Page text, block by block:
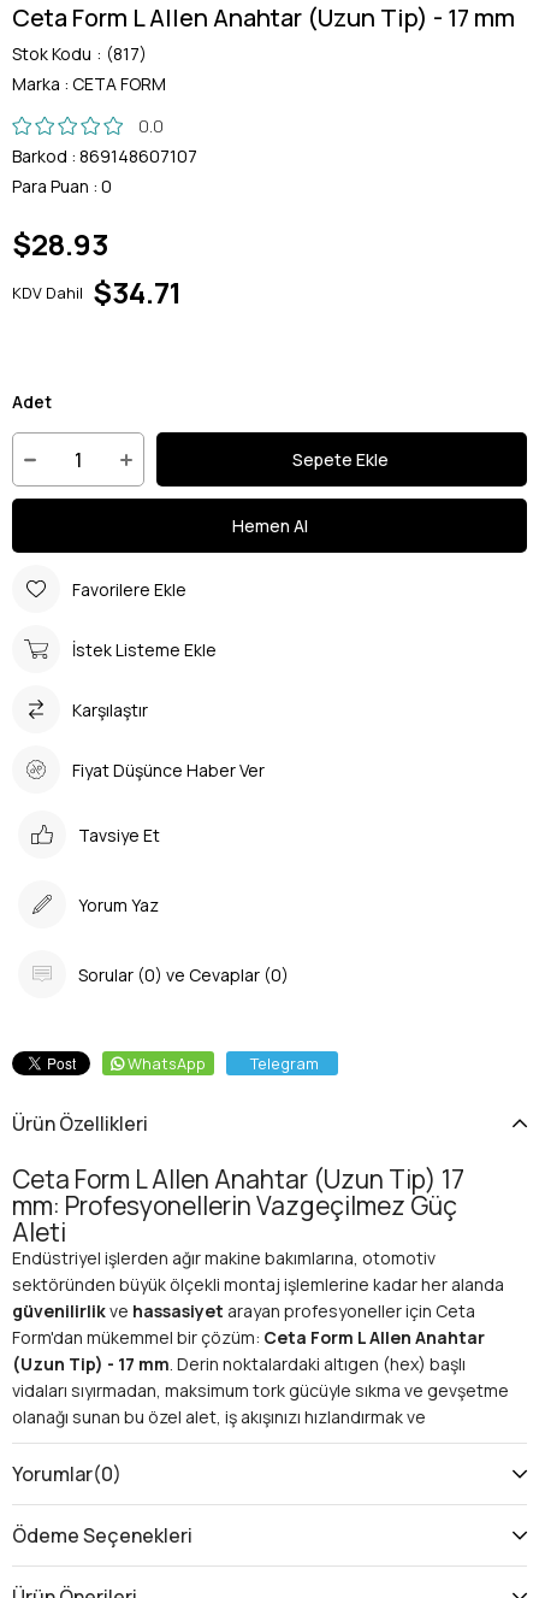
Ceta Form L Allen Anahtar (Uzun Tip) - 17 mm
Stok Kodu
(817)
Marka : CETA FORM
0.0
Barkod : 869148607107
Para Puan : 0
$28.93
KDV Dahil $34.71
Adet
Favorilere Ekle
İstek Listeme Ekle
Karşılaştır
Fiyat Düşünce Haber Ver
Tavsiye Et
Yorum Yaz
Sorular (0) ve Cevaplar (0)
WhatsApp Telegram
Ürün Özellikleri
Ceta Form L Allen Anahtar (Uzun Tip) 17
mm: Profesyonellerin Vazgeçilmez Güç
Aleti
Endüstriyel işlerden ağır makine bakımlarına, otomotiv
sektöründen büyük ölçekli montaj işlemlerine kadar her alanda
güvenilirlikve hassasiyet arayan profesyoneller için Ceta
Form'dan mükemmel bir çözüm: Ceta Form L Allen Anahtar
(Uzun Tip) - 17 mm. Derin noktalardaki altıgen (hex) başlı
vidaları sıyırmadan, maksimum tork gücüyle sıkma ve gevşetme
olanağı sunan bu özel alet, iş akışınızı hızlandırmak ve
verimliliğinizi artırmak için tasarlandı. Ceta Form kalitesiyle
üretilen bu 17 mm uzun tip alyan anahtar, en zorlu görevlerde
Neden Ceta Form 17 mm Uzun Tip L Allen
Anahtarını Seçmelisiniz?
Yorumlar(0)
Ödeme Seçenekleri